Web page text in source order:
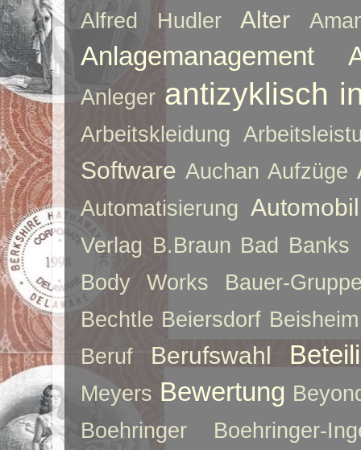
Alfred Hudler Alter
Anlagemanagement
Anleger antizyklisch
Arbeitskleidung
Software Auchan Aufzüge
Automatisierung
Verlag B.Braun Bad Banks
Body Works
Bauer-
Bechtle Beiersdorf Beisheim
Beruf
Berufswahl
Meyers Bewertung
Boehringer
Boehringer-